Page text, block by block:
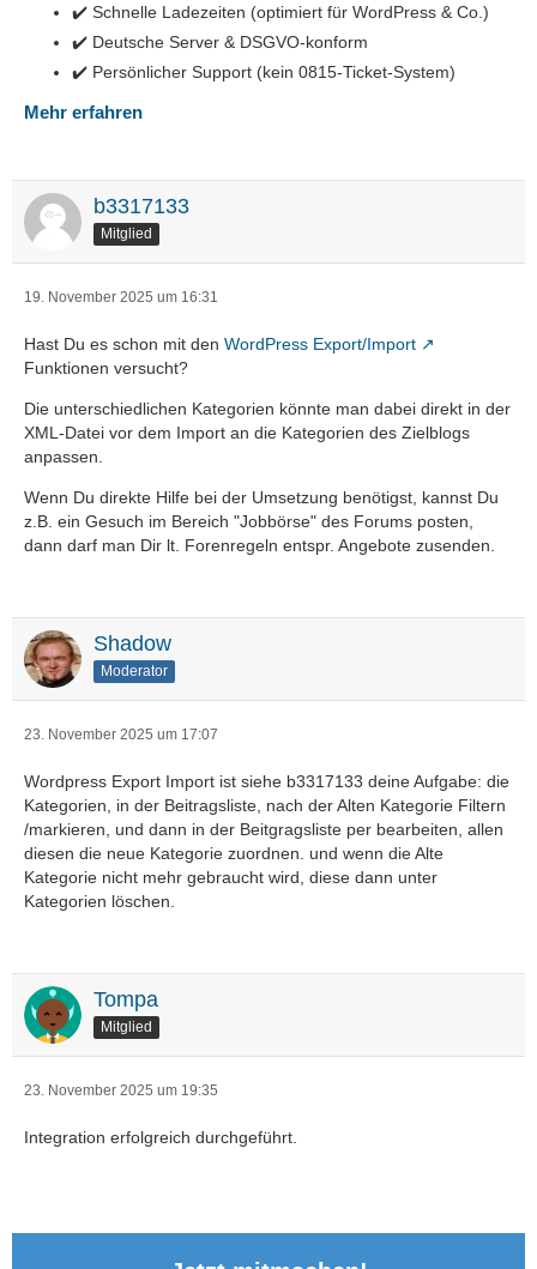
✔️ Schnelle Ladezeiten (optimiert für WordPress & Co.)
✔️ Deutsche Server & DSGVO-konform
✔️ Persönlicher Support (kein 0815-Ticket-System)
Mehr erfahren
b3317133
Mitglied
19. November 2025 um 16:31
Hast Du es schon mit den WordPress Export/Import
Funktionen versucht?
Die unterschiedlichen Kategorien könnte man dabei direkt in der
XML-Datei vor dem Import an die Kategorien des Zielblogs
anpassen.
Wenn Du direkte Hilfe bei der Umsetzung benötigst, kannst Du
z.B. ein Gesuch im Bereich "Jobbörse" des Forums posten,
dann darf man Dir lt. Forenregeln entspr. Angebote zusenden.
Shadow
Moderator
23. November 2025 um 17:07
Wordpress Export Import ist siehe b3317133 deine Aufgabe: die
Kategorien, in der Beitragsliste, nach der Alten Kategorie Filtern
/markieren, und dann in der Beitgragsliste per bearbeiten, allen
diesen die neue Kategorie zuordnen. und wenn die Alte
Kategorie nicht mehr gebraucht wird, diese dann unter
Kategorien löschen.
Tompa
Mitglied
23. November 2025 um 19:35
Integration erfolgreich durchgeführt.